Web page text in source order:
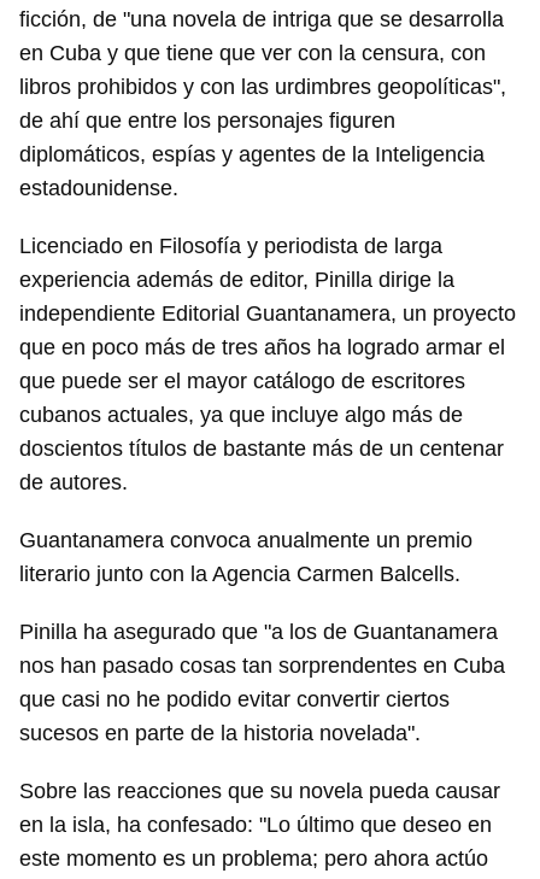
ficción, de "una novela de intriga que se desarrolla
en Cuba y que tiene que ver con la censura, con
libros prohibidos y con las urdimbres geopolíticas",
de ahí que entre los personajes figuren
diplomáticos, espías y agentes de la Inteligencia
estadounidense.
Licenciado en Filosofía y periodista de larga
experiencia además de editor, Pinilla dirige la
independiente Editorial Guantanamera, un proyecto
que en poco más de tres años ha logrado armar el
que puede ser el mayor catálogo de escritores
cubanos actuales, ya que incluye algo más de
doscientos títulos de bastante más de un centenar
de autores.
Guantanamera convoca anualmente un premio
literario junto con la Agencia Carmen Balcells.
Pinilla ha asegurado que "a los de Guantanamera
nos han pasado cosas tan sorprendentes en Cuba
que casi no he podido evitar convertir ciertos
sucesos en parte de la historia novelada".
Sobre las reacciones que su novela pueda causar
en la isla, ha confesado: "Lo último que deseo en
este momento es un problema; pero ahora actúo